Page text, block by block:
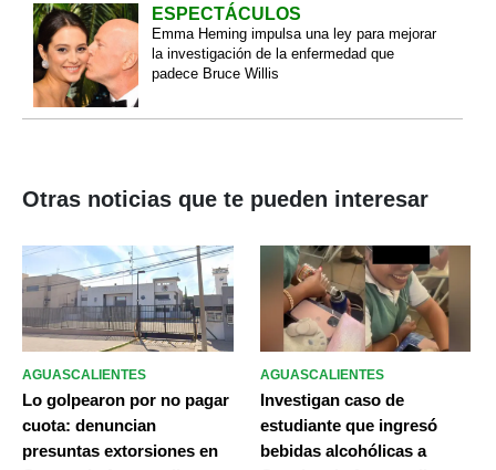
ESPECTÁCULOS
Emma Heming impulsa una ley para mejorar
la investigación de la enfermedad que
padece Bruce Willis
Otras noticias que te pueden interesar
AGUASCALIENTES
Lo golpearon por no pagar
cuota: denuncian
presuntas extorsiones en
AGUASCALIENTES
Investigan caso de
estudiante que ingresó
bebidas alcohólicas a